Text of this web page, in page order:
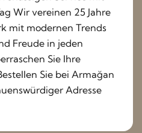
Wir vereinen 25 Jahre
mit modernen Trends
Freude in jeden
Sie Ihre
Sie bei Armağan
Adresse